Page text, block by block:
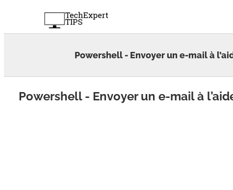
Powershell - Envoyer un e-mail à
Powershell - Envoyer un e-mail à